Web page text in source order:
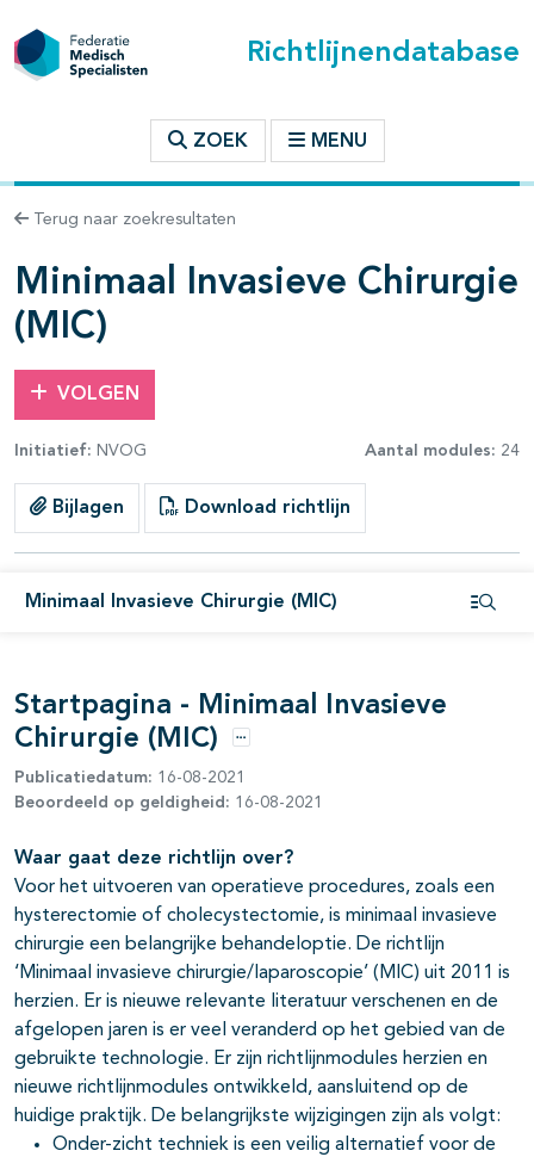
Richtlijnendatabase
ZOEK MENU
Terug naar zoekresultaten
Minimaal Invasieve Chirurgie
(MIC)
VOLGEN
Initiatief: NVOG Aantal modules: 24
Bijlagen Download richtlijn
Minimaal Invasieve Chirurgie (MIC)
binnen deze richtlijn
open- en dichtklappen
Startpagina - Minimaal Invasieve
Chirurgie (MIC)
Opties
Publicatiedatum: 16-08-2021
Beoordeeld op geldigheid: 16-08-2021
Waar gaat deze richtlijn over?
Voor het uitvoeren van operatieve procedures, zoals een
hysterectomie of cholecystectomie, is minimaal invasieve
chirurgie een belangrijke behandeloptie. De richtlijn
‘Minimaal invasieve chirurgie/laparoscopie’ (MIC) uit 2011 is
herzien. Er is nieuwe relevante literatuur verschenen en de
afgelopen jaren is er veel veranderd op het gebied van de
gebruikte technologie. Er zijn richtlijnmodules herzien en
nieuwe richtlijnmodules ontwikkeld, aansluitend op de
huidige praktijk. De belangrijkste wijzigingen zijn als volgt:
Onder-zicht techniek is een veilig alternatief voor de